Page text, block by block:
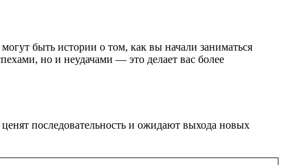
быть истории о том, как вы начали заниматься
но и неудачами — это делает вас более
последовательность и ожидают выхода новых